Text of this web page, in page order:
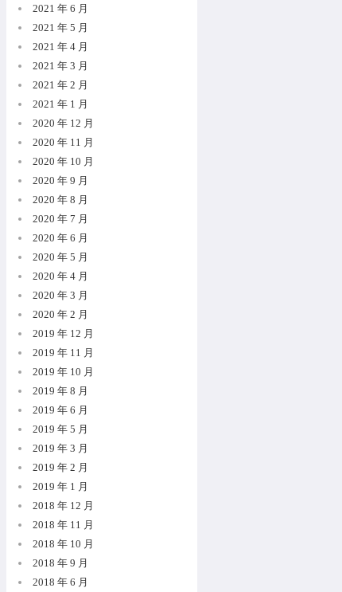
2021 年 6 月
2021 年 5 月
2021 年 4 月
2021 年 3 月
2021 年 2 月
2021 年 1 月
2020 年 12 月
2020 年 11 月
2020 年 10 月
2020 年 9 月
2020 年 8 月
2020 年 7 月
2020 年 6 月
2020 年 5 月
2020 年 4 月
2020 年 3 月
2020 年 2 月
2019 年 12 月
2019 年 11 月
2019 年 10 月
2019 年 8 月
2019 年 6 月
2019 年 5 月
2019 年 3 月
2019 年 2 月
2019 年 1 月
2018 年 12 月
2018 年 11 月
2018 年 10 月
2018 年 9 月
2018 年 6 月